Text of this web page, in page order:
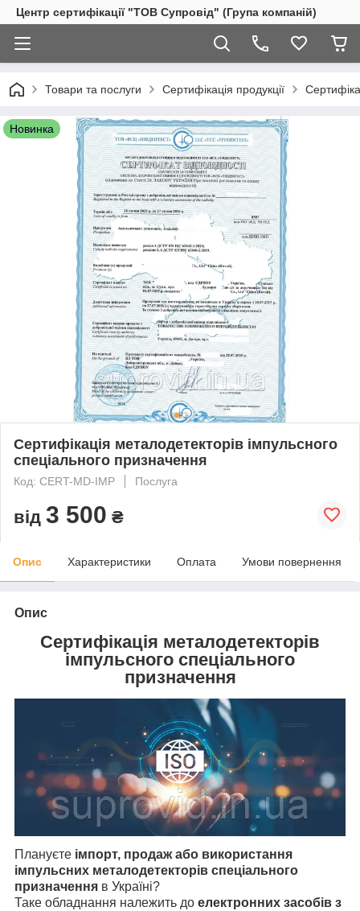
Центр сертифікації "ТОВ Супровід" (Група компаній)
Товари та послуги Сертифікація продукції
Новинка
Сертифікація металодетекторів імпульсного
спеціального призначення
Код: CERT-MD-IMP Послуга
від 3 500 ₴
Опис Характеристики Оплата Умови повернення
Опис
Сертифікація металодетекторів
імпульсного спеціального
призначення
Плануєте імпорт, продаж або використання
імпульсних металодетекторів спеціального
призначення в Україні?
Таке обладнання належить до електронних засобів з